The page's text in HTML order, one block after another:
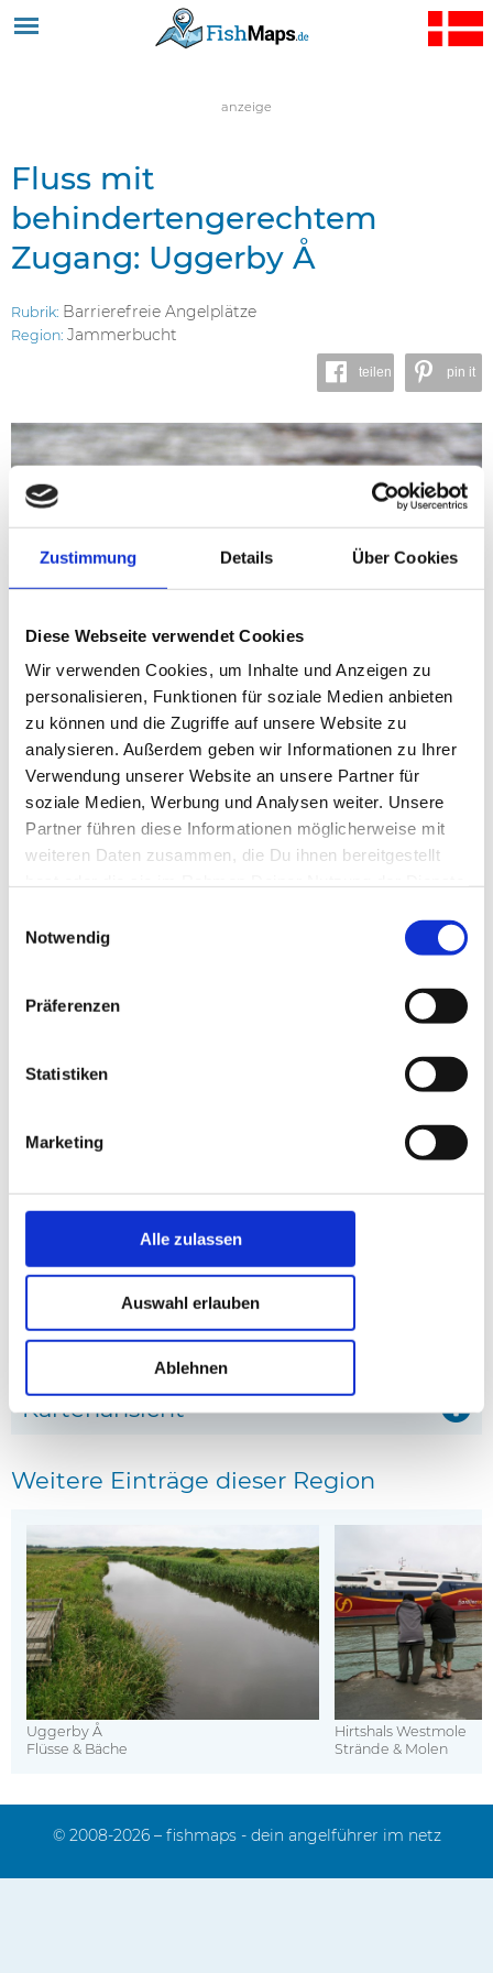
Zustimmung Details Über Cookies
Diese Webseite verwendet Cookies
Wir verwenden Cookies, um Inhalte und Anzeigen zu
personalisieren, Funktionen für soziale Medien anbieten
zu können und die Zugriffe auf unsere Website zu
analysieren. Außerdem geben wir Informationen zu Ihrer
Verwendung unserer Website an unsere Partner für
soziale Medien, Werbung und Analysen weiter. Unsere
Partner führen diese Informationen möglicherweise mit
weiteren Daten zusammen, die Du ihnen bereitgestellt
Notwendig
Präferenzen
Statistiken
Marketing
Alle zulassen
Auswahl erlauben
Ablehnen
Jump to navigation
anzeige
Fluss mit
behindertengerechtem
Zugang: Uggerby Å
Rubrik: Barrierefreie Angelplätze
Region: Jammerbucht
teilen pin it
Link:
http://daenemark.fish-maps.de/fluss-bach/uggerby-1861.html
Entfernung: 0.38 km
anzeige
Kartenansicht
Weitere Einträge dieser Region
Uggerby Å
Flüsse & Bäche
Hirtshals Westmole
Strände & Molen
© 2008-2026 – fishmaps - dein angelführer im netz